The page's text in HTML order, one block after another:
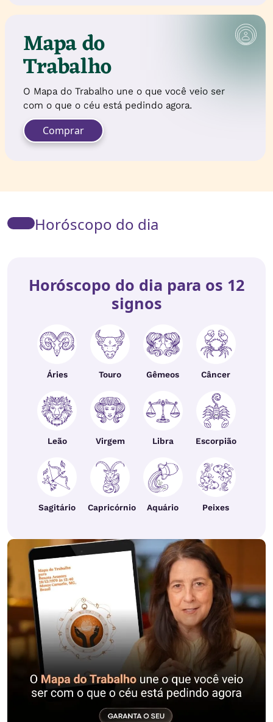
Mapa do
Trabalho
O Mapa do Trabalho une o que você veio ser
com o que o céu está pedindo agora.
Comprar
Horóscopo do dia
Horóscopo do dia para os 12
signos
Áries Touro Gêmeos Câncer
Leão Virgem Libra Escorpião
Sagitário Capricórnio Aquário Peixes